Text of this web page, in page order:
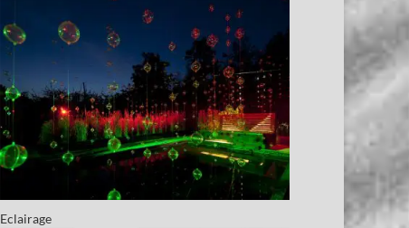
Eclairage